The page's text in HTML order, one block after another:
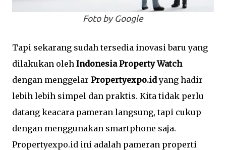
Foto by Google
Tapi sekarang sudah tersedia inovasi baru yang
dilakukan oleh Indonesia Property Watch
dengan menggelar Propertyexpo.idyang hadir
lebih lebih simpel dan praktis. Kita tidak perlu
datang keacara pameran langsung, tapi cukup
dengan menggunakan smartphone saja.
Propertyexpo.id ini adalah pameran properti